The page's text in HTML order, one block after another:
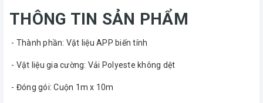
THÔNG TIN SẢN PHẨM
- Thành phần: Vật liệu APP biến tính
- Vật liệu gia cường: Vải Polyeste không dệt
- Đóng gói: Cuộn 1m x 10m